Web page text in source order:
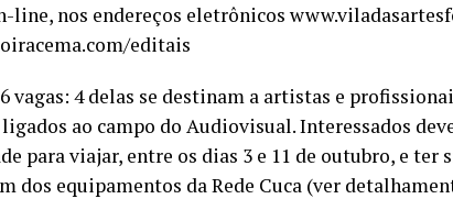
nos endereços eletrônicos
editais
vagas: 4 delas se destinam a artistas e
ao campo do Audiovisual. Interessados
para viajar, entre os dias 3 e 11 de outubro, e ter
dos equipamentos da Rede Cuca (ver